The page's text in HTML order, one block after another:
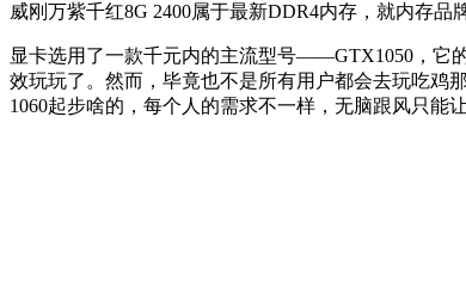
威刚万紫千红8G 2400属于最新DDR4内存，就内存
显卡选用了一款千元内的主流型号——GTX1050，它
效玩玩了。然而，毕竟也不是所有用户都会去玩吃鸡
1060起步啥的，每个人的需求不一样，无脑跟风只能